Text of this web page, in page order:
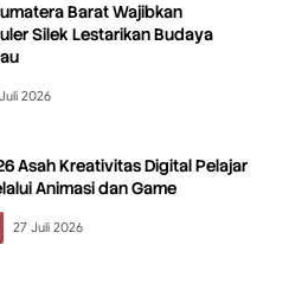
Barat Wajibkan
Silek Lestarikan Budaya
2026
Asah Kreativitas Digital Pelajar
Animasi dan Game
27 Juli 2026